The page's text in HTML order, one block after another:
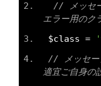
// メッセ
エラー用のク
$class =
// メッセー
適宜ご自身の